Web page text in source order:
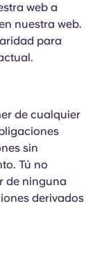
web a
nuestra web.
para
de cualquier
sin
Tú no
de ninguna
derivados